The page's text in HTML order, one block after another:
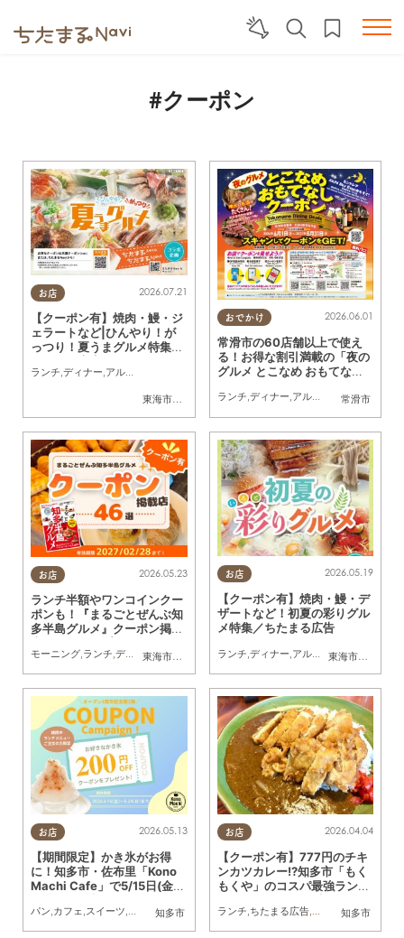
#クーポン
お店
東海市
,大府市 半田市
2026.07.21
【クーポン有】焼肉・鰻・ジ
ェラートなど|ひんやり！が
っつり！夏うまグルメ特集／
ランチ,ディナー,アルコール カフェ,キッチンカー,専門店,ちたまるスタイ
おでかけ
常滑市
2026.06.01
常滑市の60店舗以上で使え
る！お得な割引満載の「夜の
グルメ とこなめ おもてなし
／ちたまる広告
ランチ,ディナー,アルコール ,ラーメン
お店
東海市
, 大府市 知多市,東浦町,半田市,常滑市,武豊町
2026.05.23
ランチ半額やワンコインクー
ポンも！『まるごとぜんぶ知
多半島グルメ』クーポン掲載
モーニング,ランチ,ディナー ,アルコール カフェ,スイーツ,専門店,まちネタ,
お店
東海市大府市
2026.05.19
【クーポン有】焼肉・鰻・デ
ザートなど！初夏の彩りグル
メ特集／ちたまる広告
ランチ ディナー アルコール ,ラーメン
お店
知多市
2026.05.13
【期間限定】かき氷がお得
に！知多市・佐布里「Kono
Machi Cafe」で5/15日(金)
～5/24(日)割引クーポン配布
キャンペーン開催／ちたまる
広告
パン,カフェ,スイーツ,まちネタ,ちたまる広告,クーポン
お店
知多市
2026.04.04
【クーポン有】777円のチキ
ンカツカレー!?知多市「もく
もくや」のコスパ最強ランチ
スタート！900円以下メニュ
ーも／ちたまる広告
ランチ,ちたまる広告,クーポン,おひとり